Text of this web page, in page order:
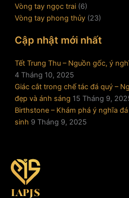
Vòng tay ngọc trai (6)
Vòng tay phong thủy (23)
Cập nhật mới nhất
Tết Trung Thu – Nguồn gốc, ý
4 Tháng 10, 2025
Giác cắt trong chế tác đá quý –
đẹp và ánh sáng 15 Tháng 9,
Birthstone – Khám phá ý nghĩa
sinh 9 Tháng 9, 2025